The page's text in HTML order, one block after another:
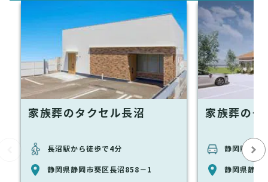
家族葬のタクセル長沼
長沼駅から徒歩で4分
静岡県静岡市葵区長沼858－1
家族葬のタ
静岡駅から
静岡県静岡